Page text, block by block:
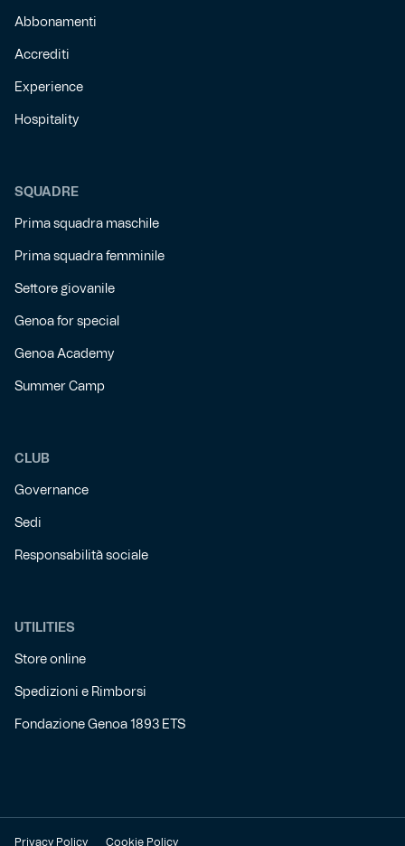
Abbonamenti
Accrediti
Experience
Hospitality
SQUADRE
Prima squadra maschile
Prima squadra femminile
Settore giovanile
Genoa for special
Genoa Academy
Summer Camp
CLUB
Governance
Sedi
Responsabilità sociale
UTILITIES
Store online
Spedizioni e Rimborsi
Fondazione Genoa 1893 ETS
Privacy Policy Cookie Policy